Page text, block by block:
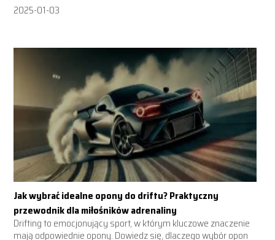
2025-01-03
Jak wybrać idealne opony do driftu? Praktyczny
przewodnik dla miłośników adrenaliny
Drifting to emocjonujący sport, w którym kluczowe znaczenie
mają odpowiednie opony. Dowiedz się, dlaczego wybór opon